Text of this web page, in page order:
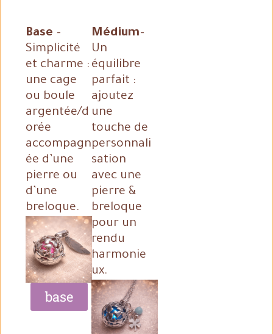
Base –
Simplicité
et charme :
une cage
ou boule
argentée/d
orée
accompagn
ée d’une
pierre ou
d’une
breloque.
base
Médium–
Un
équilibre
parfait :
ajoutez
une
touche de
personnali
sation
avec une
pierre &
breloque
pour un
rendu
harmonie
ux.